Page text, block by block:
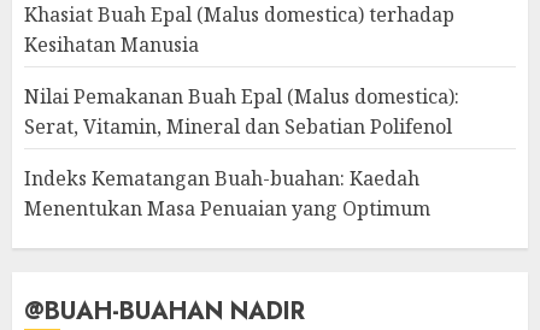
Khasiat Buah Epal (Malus domestica) terhadap
Kesihatan Manusia
Nilai Pemakanan Buah Epal (Malus domestica):
Serat, Vitamin, Mineral dan Sebatian Polifenol
Indeks Kematangan Buah-buahan: Kaedah
Menentukan Masa Penuaian yang Optimum
@BUAH-BUAHAN NADIR